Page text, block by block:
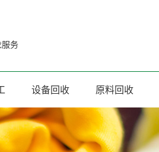
务
设备回收 原料回收